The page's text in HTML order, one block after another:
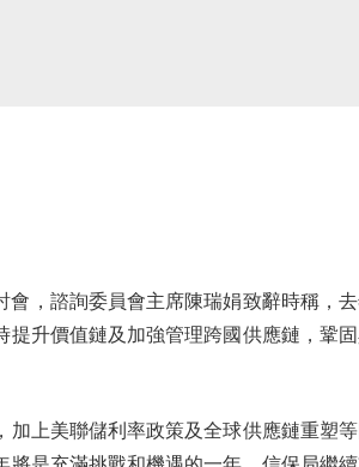
諮詢委員會主席陳瑞娟致辭時稱，去
升價值鏈及加強管理跨國供應鏈，鞏
美聯儲利率政策及全球供應鏈重塑等